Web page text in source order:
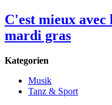
C'est mieux avec
mardi gras
Kategorien
Musik
Tanz & Sport